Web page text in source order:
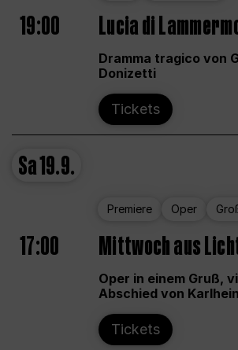
19:00 Lucia di
Dramma tragico von
Donizetti
Tickets
Sa19.9.
Premiere Oper
17:00 Mittwoch aus
Oper in einem Gruß,
Abschied von
Tickets